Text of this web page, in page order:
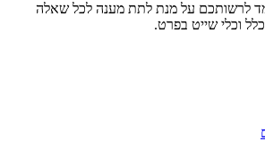
לרשותכם על מנת לתת מענה לכל שאלה
וכלי שייט בפרט.